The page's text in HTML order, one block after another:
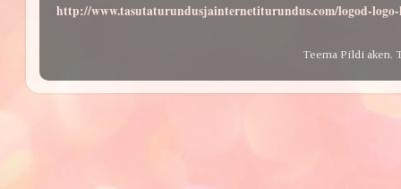
http://www.tasutaturundusjainternetiturundus.com/logod-
Teema Pildi aken.